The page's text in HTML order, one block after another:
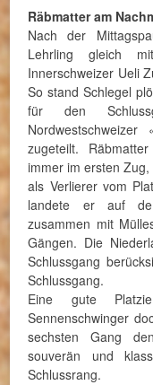
Räbmatter am
Nach der
Lehrling gleich
Innerschweizer Ueli
So stand Schlegel
für den
zugeteilt.
immer im ersten
als Verlierer vom
landete er auf
zusammen mit
Gängen. Die
Schlussgang
Schlussgang.
Eine gute
Sennenschwinger
sechsten Gang
souverän und
Schlussrang.